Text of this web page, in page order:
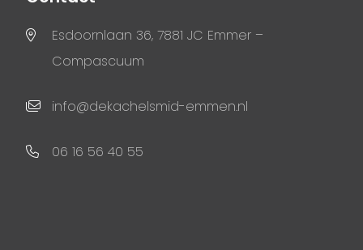
Esdoornlaan 36, 7881 JC Emmer –
Compascuum
info@dekachelsmid-emmen.nl
06 16 56 40 55